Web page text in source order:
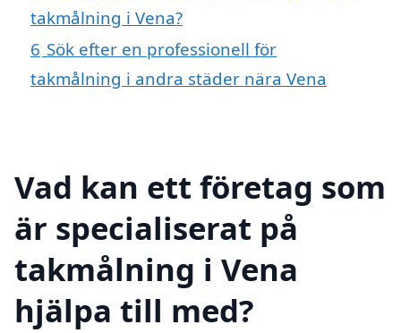
takmålning i Vena?
6 Sök efter en professionell för
takmålning i andra städer nära Vena
Vad kan ett företag som
är specialiserat på
takmålning i Vena
hjälpa till med?